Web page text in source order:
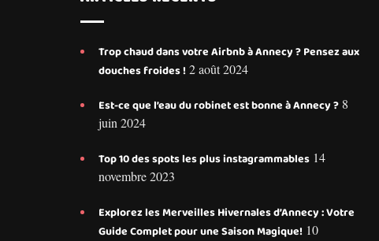
Trop chaud dans votre Airbnb à Annecy ? Pensez aux
douches froides ! 2 août 2024
Est-ce que l’eau du robinet est bonne à Annecy ? 8
juin 2024
Top 10 des spots les plus instagrammables 14
novembre 2023
Explorez les Merveilles Hivernales d’Annecy : Votre
Guide Complet pour une Saison Magique! 10